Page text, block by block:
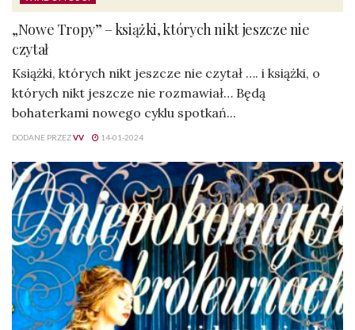
„Nowe Tropy” – książki, których nikt jeszcze nie
czytał
Książki, których nikt jeszcze nie czytał …. i książki, o
których nikt jeszcze nie rozmawiał… Będą
bohaterkami nowego cyklu spotkań...
DODANE PRZEZVV 14-01-2024